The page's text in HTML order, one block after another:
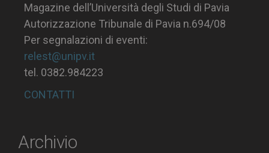
Magazine dell’Università degli Studi di Pavia
Autorizzazione Tribunale di Pavia n.694/08
Per segnalazioni di eventi:
relest@unipv.it
tel. 0382.984223
CONTATTI
Archivio